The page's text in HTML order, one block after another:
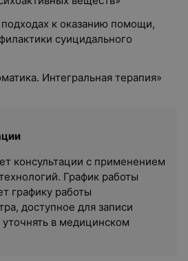
к оказанию помощи,
суицидального
Интегральная терапия»
консультации с применением
График работы
графику работы
доступное для записи
в медицинском